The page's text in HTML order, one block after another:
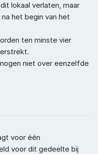
lokaal verlaten, maar
het begin van het
ten minste vier
niet over eenzelfde
voor één
voor dit gedeelte bij